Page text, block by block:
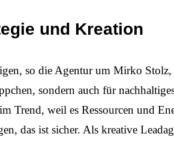
und Kreation
so die Agentur um Mirko
sondern auch für
Trend, weil es Ressourcen und
das ist sicher. Als kreative